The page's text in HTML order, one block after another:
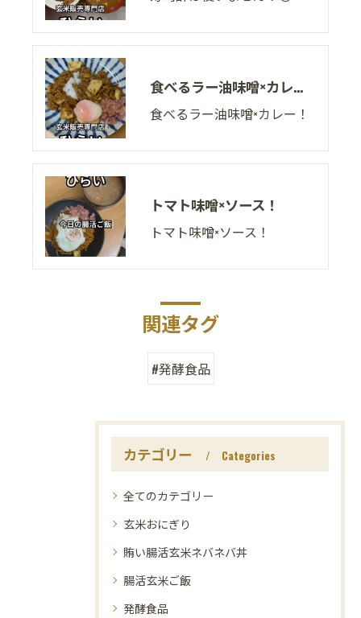
食べるラー油味噌×カレー！
食べるラー油味噌×カレー！
トマト味噌×ソース！
トマト味噌×ソース！
関連タグ
#発酵食品
カテゴリー Categories
全てのカテゴリー
玄米おにぎり
賄い腸活玄米ネバネバ丼
腸活玄米ご飯
発酵食品